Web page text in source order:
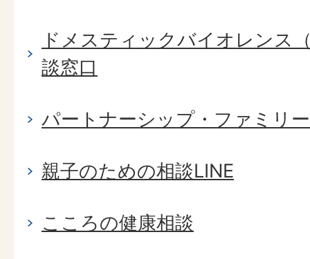
ドメスティックバイオレンス
談窓口
パートナーシップ・ファミリ
親子のための相談LINE
こころの健康相談